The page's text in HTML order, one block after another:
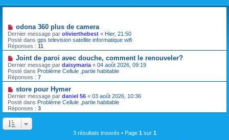
N
o
u
v
e
u
m
e
s
s
a
g
e
odona 360 plus de camera
Dernier message par olivierthebest « Hier, 21:50
Posté dans gps television satellite informatique wifi
Réponses : 11
N
o
u
v
e
a
u
m
e
s
s
a
g
Joint de paroi avec douche, comment le renouveler?
Dernier message par daisymaria « 04 août 2026, 09:19
Posté dans Problème Cellule ,partie habitable
Réponses : 7
N
o
u
v
e
a
u
m
store pour Hymer
Dernier message par daniel 56 « 03 août 2026, 10:36
Posté dans Problème Cellule ,partie habitable
Réponses : 3
3 résultats trouvés • Page 1sur 1